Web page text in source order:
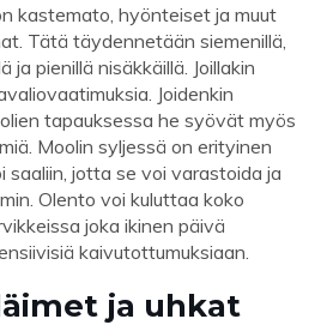
kastemato, hyönteiset ja muut
Tätä täydennetään siemenillä,
ja pienillä nisäkkäillä. Joillakin
Joidenkin
tapauksessa he syövät myös
Moolin syljessä on erityinen
saaliin, jotta se voi varastoida ja
Olento voi kuluttaa koko
joka ikinen päivä
kaivutottumuksiaan.
ja uhkat